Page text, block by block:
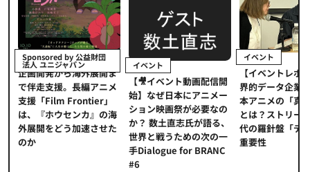
Sponsored by 公益財団
法人 ユニジャパン
企画開発から海外展開ま
で伴走支援。長編アニメ
支援「Film Frontier」
は、『ホウセンカ』の海
外展開をどう加速させた
のか
イベント
【🎥イベント動画配信開
始】なぜ日本にアニメー
ション映画祭が必要なの
か？ 数土直志氏が語る、
世界と戦うための次の一
手Dialogue for BRANC
#6
イベント
【イベントレポ
界的データ企業
本アニメの「真
とは？ストリー
代の羅針盤「デ
重要性